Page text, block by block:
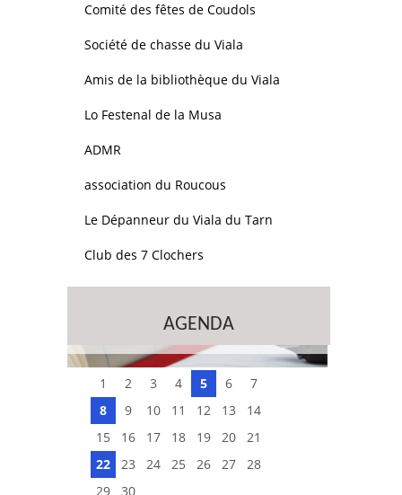
Comité des fêtes de Coudols
Société de chasse du Viala
Amis de la bibliothèque du Viala
Lo Festenal de la Musa
ADMR
association du Roucous
Le Dépanneur du Viala du Tarn
Club des 7 Clochers
AGENDA
1 2 3 4 5 6
7
8
9 10 11 12 13
14
15
16 17 18 19 20
21
22
23 24 25 26 27
28
29
30